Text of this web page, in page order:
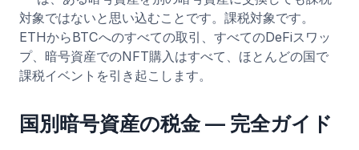
対象ではないと思い込むことです。課税対象です。
ETHからBTCへのすべての取引、すべてのDeFiスワッ
プ、暗号資産でのNFT購入はすべて、ほとんどの国で
課税イベントを引き起こします。
国別暗号資産の税金 — 完全ガイド